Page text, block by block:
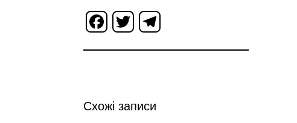
Facebook
Twitter
Схожі записи